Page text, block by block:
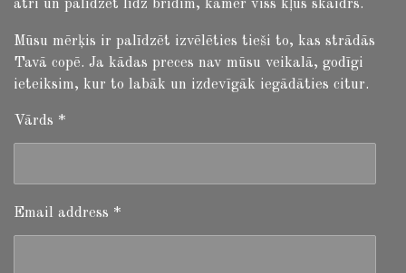
ātri un palīdzēt līdz brīdim, kamēr viss kļūs skaidrs.
Mūsu mērķis ir palīdzēt izvēlēties tieši to, kas strādās
Tavā copē. Ja kādas preces nav mūsu veikalā, godīgi
ieteiksim, kur to labāk un izdevīgāk iegādāties citur.
Vārds *
Email address *